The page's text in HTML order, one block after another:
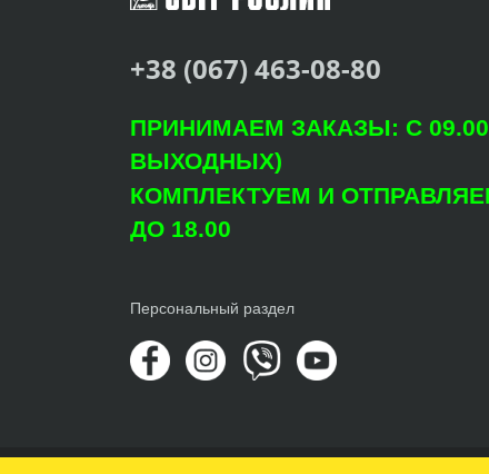
+38 (067) 463-08-80
ПРИНИМАЕМ ЗАКАЗЫ: С 09.00
ВЫХОДНЫХ)
КОМПЛЕКТУЕМ И
ДО 18.00
Персональный раздел